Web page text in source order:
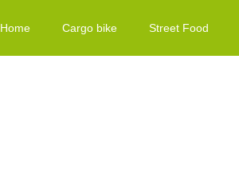
Home Cargo bike Street Food